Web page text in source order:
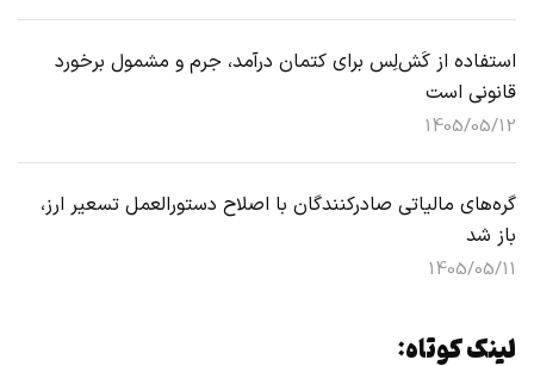
استفاده از کَش‌لِس برای کتمان درآمد، جرم و مشمول برخورد
قانونی است
1405/05/12
گره‌های مالیاتی صادرکنندگان با اصلاح دستورالعمل تسعیر ارز،
باز شد
1405/05/11
لینک کوتاه: